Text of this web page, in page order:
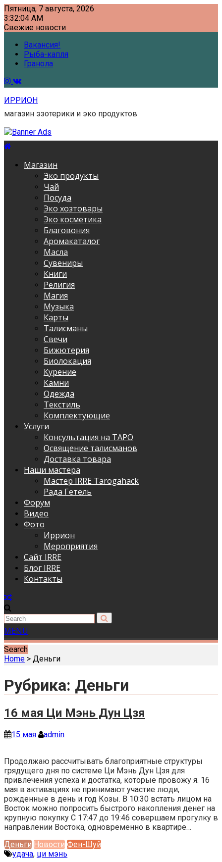
Skip
to
content
Пятница, 7 августа, 2026
3:32:05 AM
Свежие новости
Вакансия!
Рыба-капля
Гранола
ИРРИОН
магазин эзотерики и эко продуктов
Магазин
Эко продукты
Чай
Посуда
Эко хозтовары
Эко косметика
Благовония
Аромакаталог
Масла
Сувениры
Книги
Религия
Магия
Музыка
Карты
Талисманы
Свечи
Бижютерия
Биолокация
Курение
Камни
Одежда
Текстиль
Комплектующие
Услуги
Консультация на ТАРО
Освящение талисманов
Доставка товара
Наши мастера
Мастер IRRE Tarogahack
Рада Гетель
Форум
Видео
Фото
Иррион
Мероприятия
Сайт IRRE
Блог IRRE
Контакты
MENU
Search
Home > Деньги
Рубрика: Деньги
16 мая Ци Мэнь Дун Цзя
15 мая admin
Продолжаю рассчитывать благоприятные структуры
грядущего дня по системе Ци Мэнь Дун Цзя для
привлечения успеха и достатка, которые провожу я. 16
мая в активациях не принимают участие люди,
рожденные в день и год Козы. В 10:30 встать лицом на
Восток можно попросить быстрого накопления денег на
крупную покупку С 17:47 до 19:46 совершаем прогулку в
направлении Востока, одновременно в квартире…
Деньги Новости Фен-Шуй
удача, ци мэнь